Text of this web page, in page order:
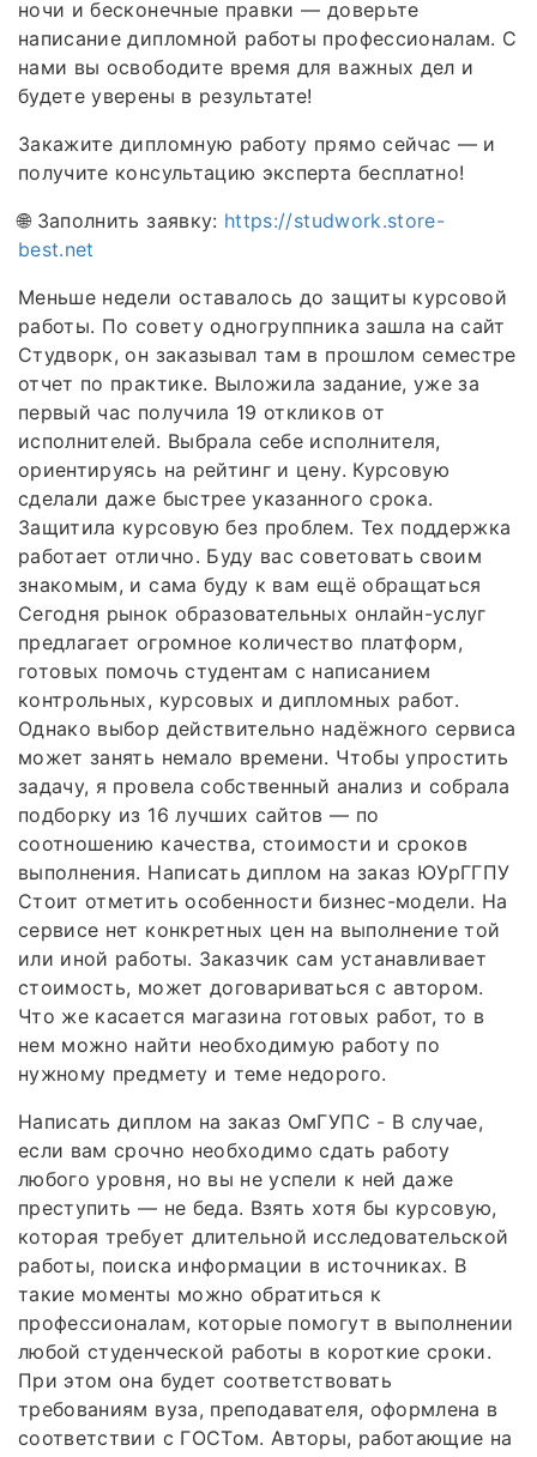
ночи и бесконечные правки — доверьте
написание дипломной работы профессионалам. С
нами вы освободите время для важных дел и
будете уверены в результате!
Закажите дипломную работу прямо сейчас — и
получите консультацию эксперта бесплатно!
🌐 Заполнить заявку: https://studwork.store-
best.net
Меньше недели оставалось до защиты курсовой
работы. По совету одногруппника зашла на сайт
Студворк, он заказывал там в прошлом семестре
отчет по практике. Выложила задание, уже за
первый час получила 19 откликов от
исполнителей. Выбрала себе исполнителя,
ориентируясь на рейтинг и цену. Курсовую
сделали даже быстрее указанного срока.
Защитила курсовую без проблем. Тех поддержка
работает отлично. Буду вас советовать своим
знакомым, и сама буду к вам ещё обращаться
Сегодня рынок образовательных онлайн-услуг
предлагает огромное количество платформ,
готовых помочь студентам с написанием
контрольных, курсовых и дипломных работ.
Однако выбор действительно надёжного сервиса
может занять немало времени. Чтобы упростить
задачу, я провела собственный анализ и собрала
подборку из 16 лучших сайтов — по
соотношению качества, стоимости и сроков
выполнения. Написать диплом на заказ ЮУрГГПУ
Стоит отметить особенности бизнес-модели. На
сервисе нет конкретных цен на выполнение той
или иной работы. Заказчик сам устанавливает
стоимость, может договариваться с автором.
Что же касается магазина готовых работ, то в
нем можно найти необходимую работу по
нужному предмету и теме недорого.
Написать диплом на заказ ОмГУПС - В случае,
если вам срочно необходимо сдать работу
любого уровня, но вы не успели к ней даже
преступить — не беда. Взять хотя бы курсовую,
которая требует длительной исследовательской
работы, поиска информации в источниках. В
такие моменты можно обратиться к
профессионалам, которые помогут в выполнении
любой студенческой работы в короткие сроки.
При этом она будет соответствовать
требованиям вуза, преподавателя, оформлена в
соответствии с ГОСТом. Авторы, работающие на